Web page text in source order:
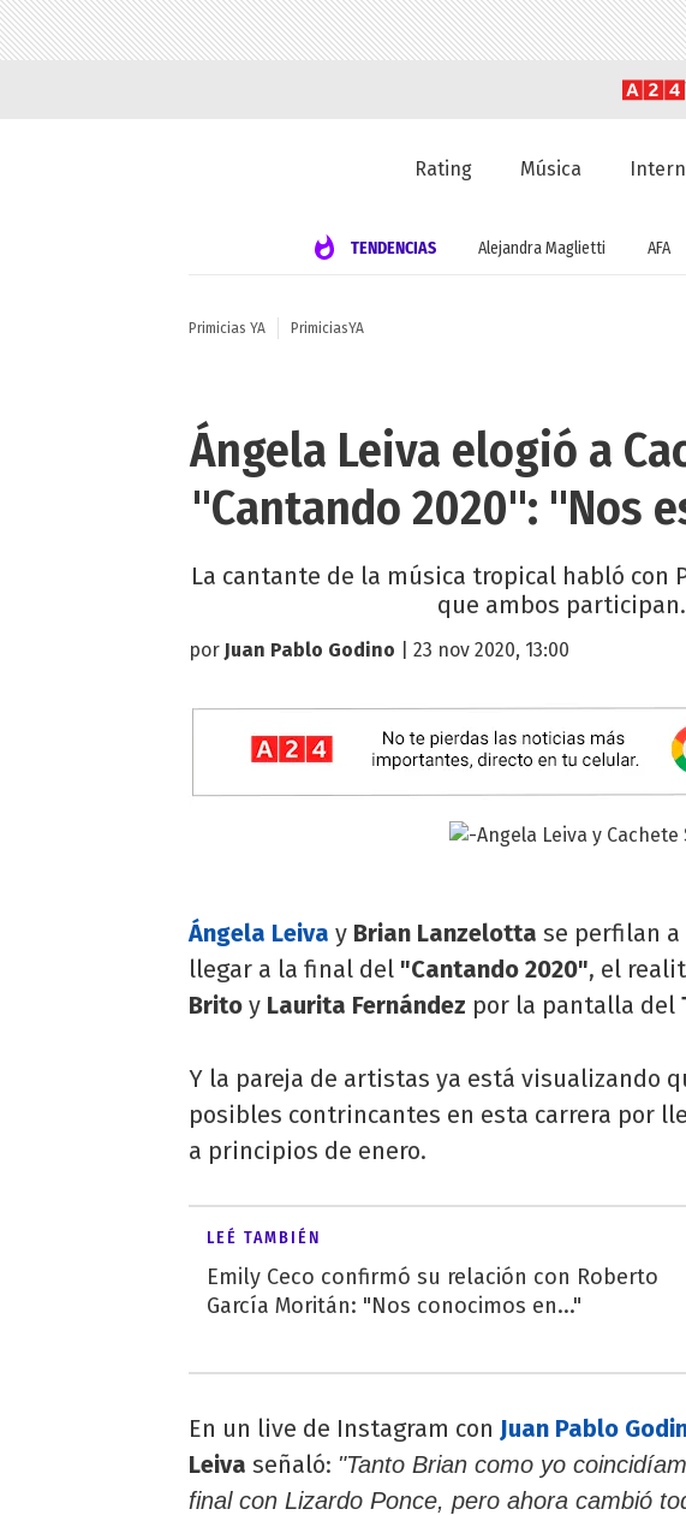
Rating Música
TENDENCIAS Alejandra Maglietti AFA
Primicias YA PrimiciasYA
Ángela Leiva elogió a
"Cantando 2020": "Nos
La cantante de la música tropical habló
que ambos
por Juan Pablo Godino | 23 nov 2020, 13:00
Ángela Leiva y Brian Lanzelotta se perfilan
llegar a la final del "Cantando 2020", el
Brito y Laurita Fernández por la pantalla del
Y la pareja de artistas ya está visualizando
posibles contrincantes en esta carrera por
a principios de enero.
LEÉ TAMBIÉN
Emily Ceco confirmó su relación con Roberto
García Moritán: "Nos conocimos en..."
En un live de Instagram con Juan Pablo
Leiva señaló: "Tanto Brian como yo
final con Lizardo Ponce, pero ahora cambió